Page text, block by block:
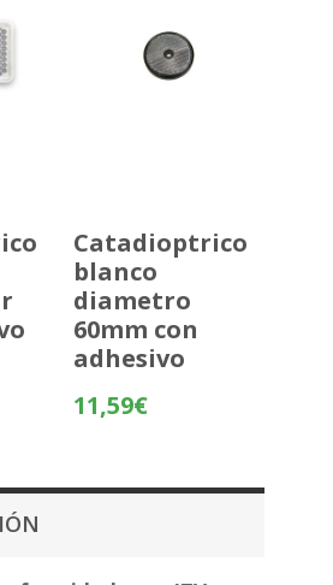
Catadioptrico
blanco
diametro
60mm con
adhesivo
11,59€